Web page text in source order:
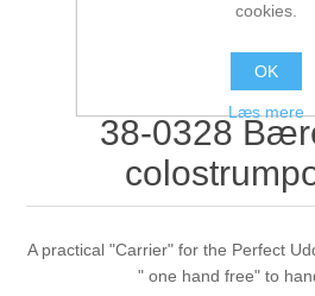
38-0328
A practical "Carrier" for the Perfect
" one hand free" to
cookies.
OK
Læs mere